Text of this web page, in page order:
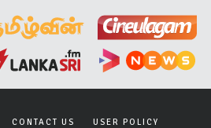
CONTACT US USER POLICY